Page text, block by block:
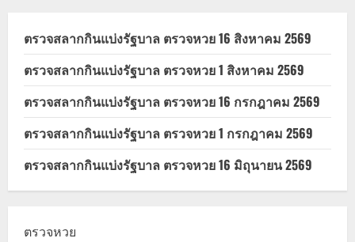
40
บาท
ต่อ
ลิตร
ตรวจสลากกินแบ่งรัฐบาล ตรวจหวย 16 สิงหาคม 2569
ตรวจสลากกินแบ่งรัฐบาล ตรวจหวย 1 สิงหาคม 2569
ตรวจสลากกินแบ่งรัฐบาล ตรวจหวย 16 กรกฎาคม 2569
ตรวจสลากกินแบ่งรัฐบาล ตรวจหวย 1 กรกฎาคม 2569
ตรวจสลากกินแบ่งรัฐบาล ตรวจหวย 16 มิถุนายน 2569
ตรวจหวย